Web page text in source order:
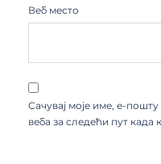
Веб место
Сачувај моје име, е-
веба за следећи пут